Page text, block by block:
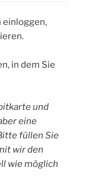
einloggen,
in dem Sie
und
eine
füllen Sie
wir den
wie möglich